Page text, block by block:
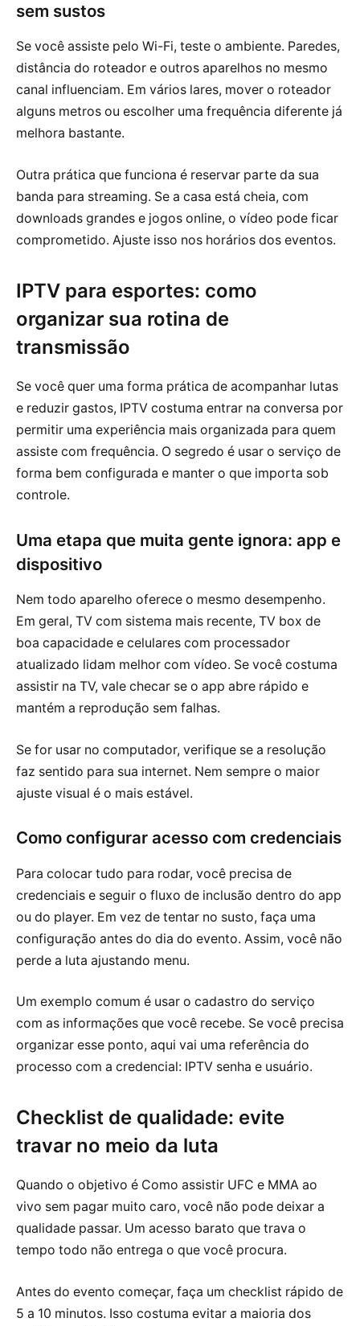
sem sustos
Se você assiste pelo Wi-Fi, teste o ambiente. Paredes,
distância do roteador e outros aparelhos no mesmo
canal influenciam. Em vários lares, mover o roteador
alguns metros ou escolher uma frequência diferente já
melhora bastante.
Outra prática que funciona é reservar parte da sua
banda para streaming. Se a casa está cheia, com
downloads grandes e jogos online, o vídeo pode ficar
comprometido. Ajuste isso nos horários dos eventos.
IPTV para esportes: como
organizar sua rotina de
transmissão
Se você quer uma forma prática de acompanhar lutas
e reduzir gastos, IPTV costuma entrar na conversa por
permitir uma experiência mais organizada para quem
assiste com frequência. O segredo é usar o serviço de
forma bem configurada e manter o que importa sob
controle.
Uma etapa que muita gente ignora: app e
dispositivo
Nem todo aparelho oferece o mesmo desempenho.
Em geral, TV com sistema mais recente, TV box de
boa capacidade e celulares com processador
atualizado lidam melhor com vídeo. Se você costuma
assistir na TV, vale checar se o app abre rápido e
mantém a reprodução sem falhas.
Se for usar no computador, verifique se a resolução
faz sentido para sua internet. Nem sempre o maior
ajuste visual é o mais estável.
Como configurar acesso com credenciais
Para colocar tudo para rodar, você precisa de
credenciais e seguir o fluxo de inclusão dentro do app
ou do player. Em vez de tentar no susto, faça uma
configuração antes do dia do evento. Assim, você não
perde a luta ajustando menu.
Um exemplo comum é usar o cadastro do serviço
com as informações que você recebe. Se você precisa
organizar esse ponto, aqui vai uma referência do
processo com a credencial: IPTV senha e usuário.
Checklist de qualidade: evite
travar no meio da luta
Quando o objetivo é Como assistir UFC e MMA ao
vivo sem pagar muito caro, você não pode deixar a
qualidade passar. Um acesso barato que trava o
tempo todo não entrega o que você procura.
Antes do evento começar, faça um checklist rápido de
5 a 10 minutos. Isso costuma evitar a maioria dos